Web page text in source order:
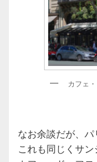
カフェ
なお余談だが、パ
これも同じくサン